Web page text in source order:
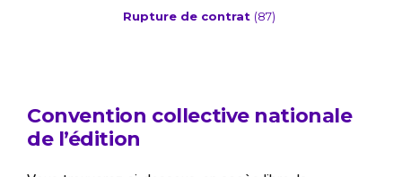
Rupture de contrat (87)
Convention collective nationale
de l’édition